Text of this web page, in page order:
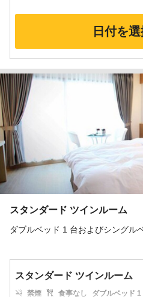
日付を
スタンダード ツインルーム
ダブルベッド 1 台およびシングル
スタンダード ツインルーム
禁煙 食事なし ダブルベッド